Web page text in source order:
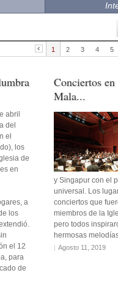
1 2 3 4 5
abril
del
el
los
de
en
a
los
el 12
para
de
Conciertos
Mala...
y Singapur con el
universal. Los
conciertos que
miembros de la
pero todos
hermosas
| Agosto 11, 2019